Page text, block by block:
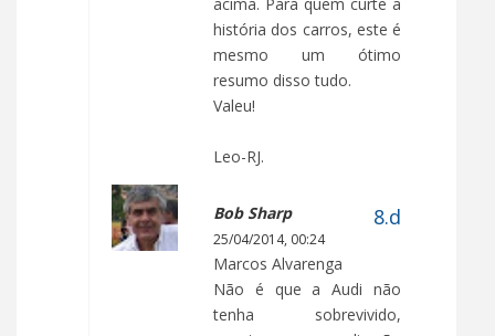
história dos carros, este é
mesmo um ótimo
resumo disso tudo.
Valeu!
Leo-RJ.
Bob Sharp
25/04/2014, 00:24
Marcos Alvarenga
Não é que a Audi não
tenha sobrevivido,